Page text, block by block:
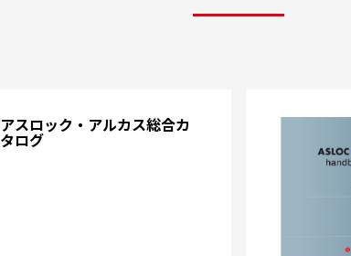
アスロック・アルカス総合カ
タログ